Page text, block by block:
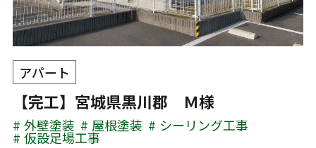
アパート
【完工】宮城県黒川郡 Ｍ様
外壁塗装 屋根塗装 シーリング工事
仮設足場工事